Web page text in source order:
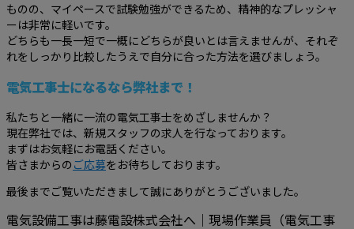
ものの、マイペースで試験勉強ができるため、精神的なプレッシャ
ーは非常に軽いです。
どちらも一長一短で一概にどちらが良いとは言えませんが、それぞ
れをしっかり比較したうえで自分に合った方法を選びましょう。
電気工事士になるなら弊社まで！
私たちと一緒に一流の電気工事士をめざしませんか？
現在弊社では、新規スタッフの求人を行なっております。
まずはお気軽にお電話ください。
皆さまからの ご応募をお待ちしております。
最後までご覧いただきまして誠にありがとうございました。
電気設備工事は藤電設株式会社へ｜現場作業員（電気工事